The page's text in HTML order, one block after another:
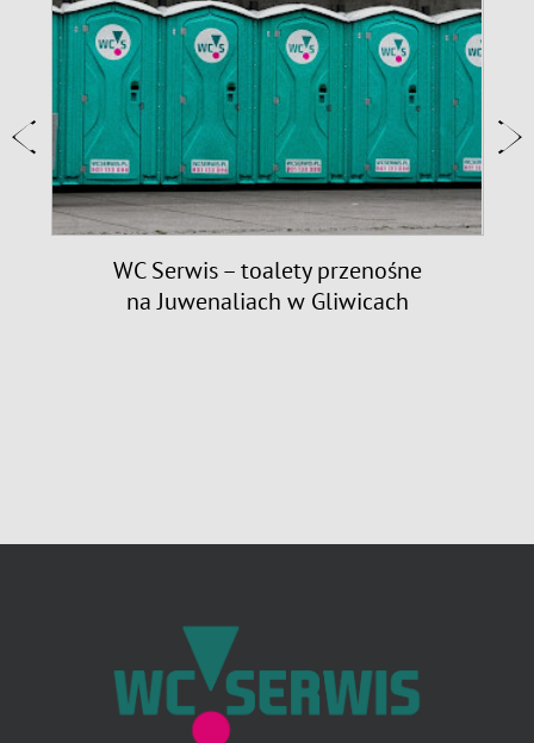
WC Serwis – toalety przenośne
na Juwenaliach w Gliwicach